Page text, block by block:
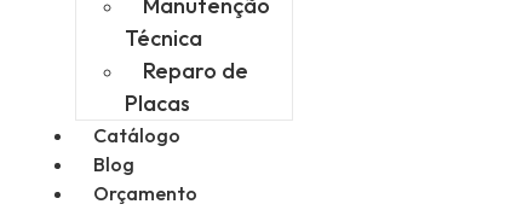
Manutenção
Técnica
Reparo de
Placas
Catálogo
Blog
Orçamento